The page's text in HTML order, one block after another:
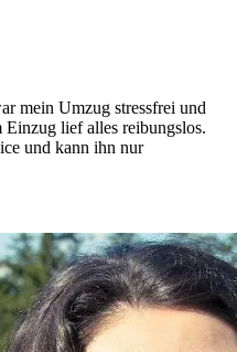
mein Umzug stressfrei und
Einzug lief alles reibungslos.
und kann ihn nur